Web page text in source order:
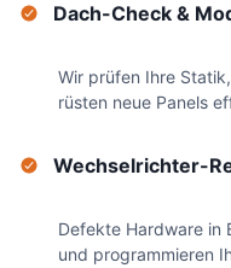
Dach-Check &
Wir prüfen Ihre
rüsten neue Panels
Wechselrichter-
Defekte Hardware in
und programmieren